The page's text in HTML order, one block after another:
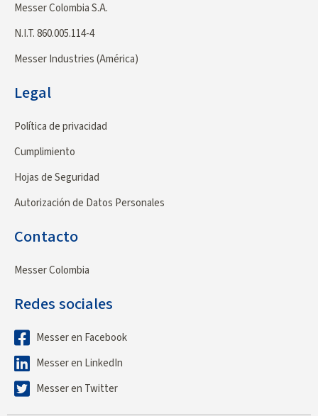
Messer Colombia S.A.
N.I.T. 860.005.114-4
Messer Industries (América)
Legal
Política de privacidad
Cumplimiento
Hojas de Seguridad
Autorización de Datos Personales
Contacto
Messer Colombia
Redes sociales
Messer en Facebook
Messer en LinkedIn
Messer en Twitter